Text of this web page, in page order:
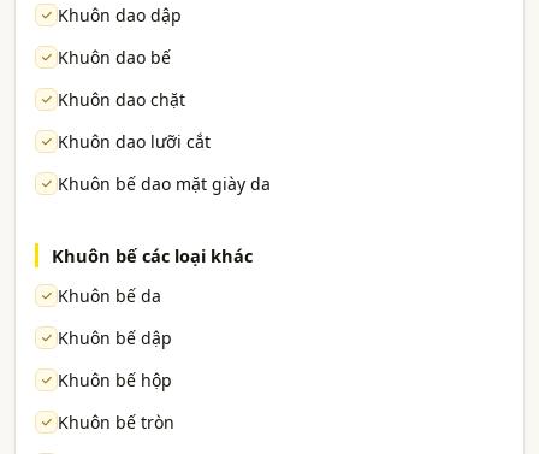
Khuôn dao dập
Khuôn dao bế
Khuôn dao chặt
Khuôn dao lưỡi cắt
Khuôn bế dao mặt giày da
Khuôn bế các loại khác
Khuôn bế da
Khuôn bế dập
Khuôn bế hộp
Khuôn bế tròn